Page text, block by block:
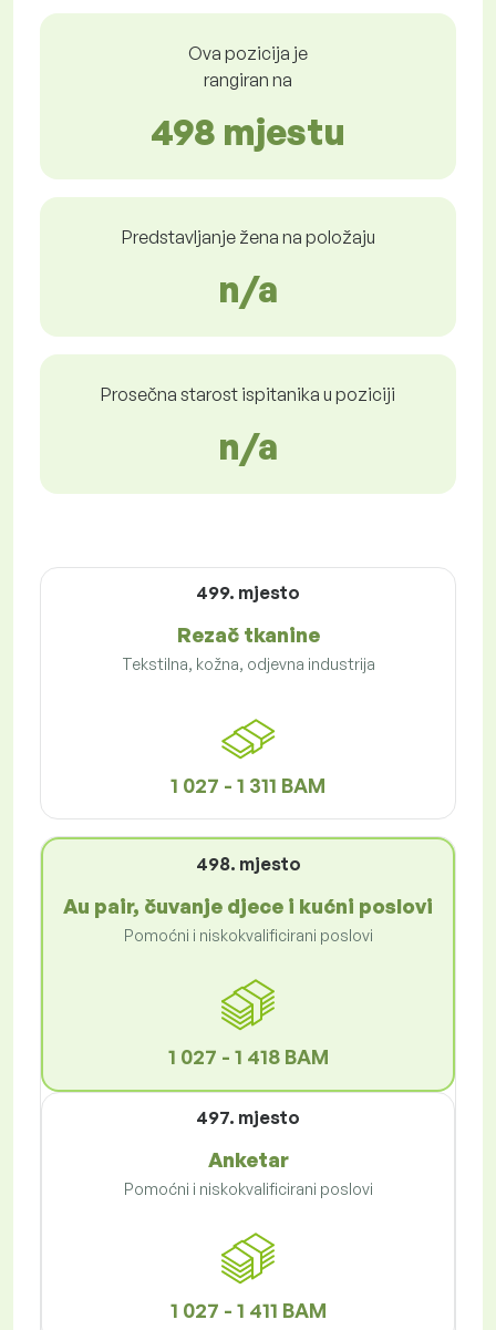
Ova pozicija je
rangiran na
498 mjestu
Predstavljanje žena na položaju
n/a
Prosečna starost ispitanika u poziciji
n/a
499. mjesto
Rezač tkanine
Tekstilna, kožna, odjevna industrija
1 027 - 1 311 BAM
498. mjesto
Au pair, čuvanje djece i kućni poslovi
Pomoćni i niskokvalificirani poslovi
1 027 - 1 418 BAM
497. mjesto
Anketar
Pomoćni i niskokvalificirani poslovi
1 027 - 1 411 BAM